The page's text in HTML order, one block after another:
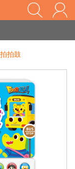
家長樂了!「風車書版集團暨FOOD超人企業總部」目前正興建中!
程說明』
拍鼓